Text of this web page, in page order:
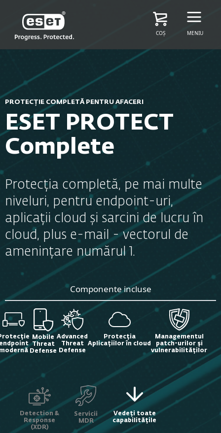
COȘ MENIU
PROTECȚIE COMPLETĂ PENTRU AFACERI
ESET PROTECT
Complete
Protecția completă, pe mai multe
niveluri, pentru endpoint-uri,
aplicații cloud și sarcini de lucru în
cloud, plus e-mail - vectorul de
amenințare numărul 1.
Componente incluse
Mobile
Threat
Defense
Advanced
Threat
Defense
Protecția
Aplicațiilor în cloud
Managementul
patch-urilor și
vulnerabilităților
Detection &
Response
(XDR)
Servicii
MDR
Vedeți toate
capabilitățile